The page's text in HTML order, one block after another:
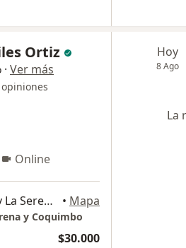
Ortiz
· Ver más
opiniones
Online
Entre sectores de Coquimbo y La Serena, La Serena • Mapa
y Coquimbo
$30.000
Hoy
8 Ago
La